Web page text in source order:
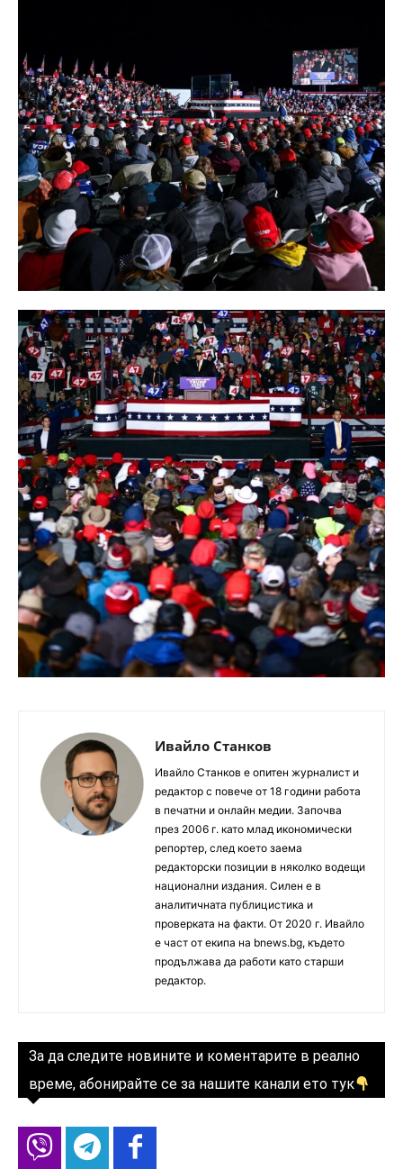
Ивайло Станков
Ивайло Станков е опитен журналист и
редактор с повече от 18 години работа
в печатни и онлайн медии. Започва
през 2006 г. като млад икономически
репортер, след което заема
редакторски позиции в няколко водещи
национални издания. Силен е в
аналитичната публицистика и
проверката на факти. От 2020 г. Ивайло
е част от екипа на bnews.bg, където
продължава да работи като старши
редактор.
За да следите новините и коментарите в реално
време, абонирайте се за нашите канали ето тук